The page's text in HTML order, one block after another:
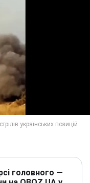
головного —